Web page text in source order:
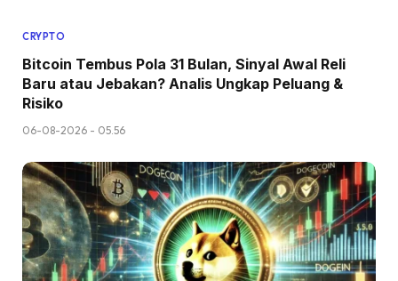
CRYPTO
Bitcoin Tembus Pola 31 Bulan, Sinyal Awal Reli
Baru atau Jebakan? Analis Ungkap Peluang &
Risiko
06-08-2026 - 05.56